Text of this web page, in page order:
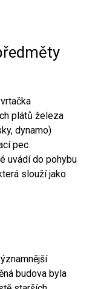
plátů železa
dynamo)
pec
uvádí do pohybu
slouží jako
budova byla